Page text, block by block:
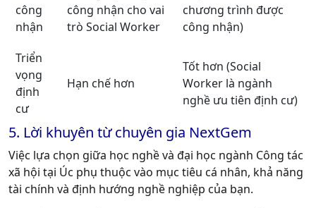
công
nhận
công nhận cho vai
trò Social Worker
chương trình được
công nhận)
Triển
vọng
định
cư
Hạn chế hơn
Tốt hơn (Social
Worker là ngành
nghề ưu tiên định cư)
5. Lời khuyên từ chuyên gia NextGem
Việc lựa chọn giữa học nghề và đại học ngành Công tác
xã hội tại Úc phụ thuộc vào mục tiêu cá nhân, khả năng
tài chính và định hướng nghề nghiệp của bạn.